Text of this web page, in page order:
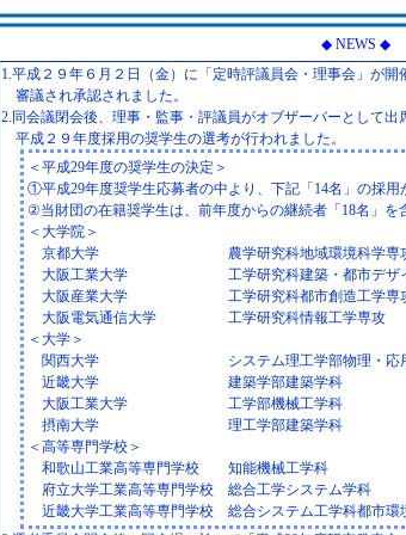
◆ NEWS ◆
1.平成２９年６月２日（金）に「定時評議員会・理事会」が
審議され承認されました。
2.同会議閉会後、理事・監事・評議員がオブザーバーとして出
平成２９年度採用の奨学生の選考が行われました。
＜平成29年度の奨学生の決定＞
①平成29年度奨学生応募者の中より、下記「14名」の採用
②当財団の在籍奨学生は、前年度からの継続者「18名」を
＜大学院＞
京都大学
農学研究科地域環境科学専
大阪工業大学
工学研究科建築・都市デザ
大阪産業大学
工学研究科都市創造工学専
大阪電気通信大学
工学研究科情報工学専攻
＜大学＞
関西大学
システム理工学部物理・応
近畿大学
建築学部建築学科
大阪工業大学
工学部機械工学科
摂南大学
理工学部建築学科
＜高等専門学校＞
和歌山工業高等専門学校
知能機械工学科
府立大学工業高等専門学校 総合工学システム学科
近畿大学工業高等専門学校 総合システム工学科都市環